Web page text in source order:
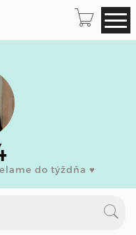
do týždňa ♥